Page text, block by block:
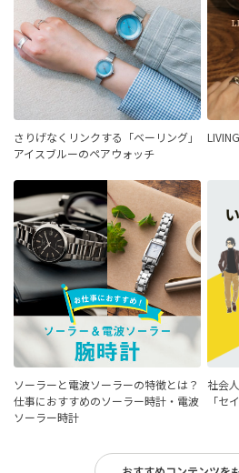
さりげなくリンクする「ベーリング」
アイスブルーのペアウォッチ
ソーラーと電波ソーラーの特徴とは？
仕事におすすめのソーラー時計・電波
ソーラー時計
社会
「セ